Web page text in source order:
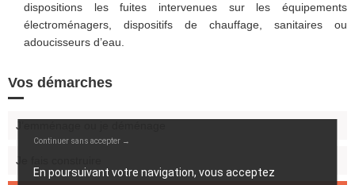
dispositions les fuites intervenues sur les équipements
électroménagers, dispositifs de chauffage, sanitaires ou
adoucisseurs d’eau.
Vos démarches
J’emménage ou je déménage
Je fais construire
Continuer sans accepter →
En poursuivant votre navigation, vous acceptez